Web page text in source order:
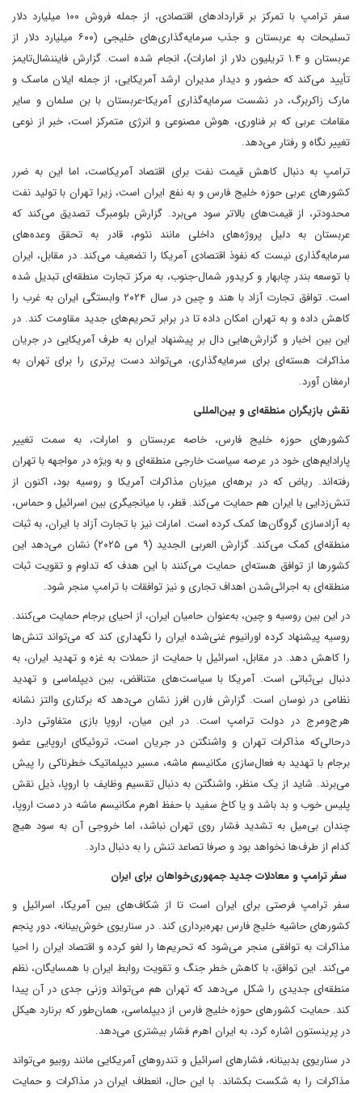
سفر ترامپ با تمرکز بر قراردادهای اقتصادی، از جمله فروش ۱۰۰ میلیارد دلار
تسلیحات به عربستان و جذب سرمایه‌گذاری‌های خلیجی (۶۰۰ میلیارد دلار از
عربستان و ۱.۴ تریلیون دلار از امارات)، انجام شده است. گزارش فایننشال‌تایمز
تأیید می‌کند که حضور و دیدار مدیران ارشد آمریکایی، از جمله ایلان ماسک و
مارک زاکربرگ، در نشست سرمایه‌گذاری آمریکا-عربستان با بن سلمان و سایر
مقامات عربی که بر فناوری، هوش مصنوعی و انرژی متمرکز است، خبر از نوعی
تغییر نگاه و رفتار می‌دهد.
ترامپ به دنبال کاهش قیمت نفت برای اقتصاد آمریکاست، اما این به ضرر
کشورهای عربی حوزه خلیج فارس و به نفع ایران است، زیرا تهران با تولید نفت
محدودتر، از قیمت‌های بالاتر سود می‌برد. گزارش بلومبرگ تصدیق می‌کند که
عربستان به دلیل پروژه‌های داخلی مانند نئوم، قادر به تحقق وعده‌های
سرمایه‌گذاری نیست که نفوذ اقتصادی آمریکا را تضعیف می‌کند. در مقابل، ایران
با توسعه بندر چابهار و کریدور شمال-جنوب، به مرکز تجارت منطقه‌ای تبدیل شده
است. توافق تجارت آزاد با هند و چین در سال ۲۰۲۴ وابستگی ایران به غرب را
کاهش داده و به تهران امکان داده تا در برابر تحریم‌های جدید مقاومت کند. در
این بین اخبار و گزارش‌هایی دال بر پیشنهاد ایران به طرف آمریکایی در جریان
مذاکرات هسته‌ای برای سرمایه‌گذاری، می‌تواند دست پرتری را برای تهران به
ارمغان آورد.
نقش بازیگران منطقه‌ای و بین‌المللی
کشورهای حوزه خلیج فارس، خاصه عربستان و امارات، به سمت تغییر
پارادایم‌های خود در عرصه سیاست خارجی منطقه‌ای و به ویژه در مواجهه با تهران
رفته‌اند. ریاض که در برهه‌ای میزبان مذاکرات آمریکا و روسیه بود، اکنون از
تنش‌زدایی با ایران هم حمایت می‌کند. قطر، با میانجیگری بین اسرائیل و حماس،
به آزادسازی گروگان‌ها کمک کرده است. امارات نیز با تجارت آزاد با ایران، به ثبات
منطقه‌ای کمک می‌کند. گزارش العربی الجدید (۹ می‌ ۲۰۲۵) نشان می‌دهد این
کشورها از توافق هسته‌ای حمایت می‌کنند با این هدف که تداوم و تقویت ثبات
منطقه‌ای به اجرائی‌شدن اهداف تجاری و نیز توافقات با ترامپ منجر شود.
در این بین روسیه و چین، به‌عنوان حامیان ایران، از احیای برجام حمایت می‌کنند.
روسیه پیشنهاد کرده اورانیوم غنی‌شده ایران را نگهداری کند که می‌تواند تنش‌ها
را کاهش دهد. در مقابل، اسرائیل با حمایت از حملات به غزه و تهدید ایران، به
دنبال بی‌ثباتی است. آمریکا با سیاست‌های متناقض، بین دیپلماسی و تهدید
نظامی در نوسان است. گزارش فارن افرز نشان می‌دهد که برکناری والتز نشانه
هرج‌ومرج در دولت ترامپ است. در این میان، اروپا بازی متفاوتی دارد.
درحالی‌که مذاکرات تهران و واشنگتن در جریان است، تروئیکای اروپایی عضو
برجام با تهدید به فعال‌سازی مکانیسم ماشه، مسیر دیپلماتیک خطرناکی را پیش
می‌برند. شاید از یک منظر، واشنگتن به دنبال تقسیم وظایف با اروپا، ذیل نقش
پلیس خوب و بد باشد و یا کاخ سفید با حفظ اهرم مکانیسم ماشه در دست اروپا،
چندان بی‌میل به تشدید فشار روی تهران نباشد، اما خروجی آن به سود هیچ
کدام از طرف‌ها نخواهد بود و صرفا تصاعد تنش را به دنبال دارد.
سفر ترامپ و معادلات جدید جمهوری‌خواهان برای ایران
سفر ترامپ فرصتی برای ایران است تا از شکاف‌های بین آمریکا، اسرائیل و
کشورهای حاشیه خلیج فارس بهره‌برداری کند. در سناریوی خوش‌بینانه، دور پنجم
مذاکرات به توافقی منجر می‌شود که تحریم‌ها را لغو کرده و اقتصاد ایران را احیا
می‌کند. این توافق، با کاهش خطر جنگ و تقویت روابط ایران با همسایگان، نظم
منطقه‌ای جدیدی را شکل می‌دهد که تهران هم می‌تواند وزنی جدی در آن پیدا
کند. حمایت کشورهای حوزه خلیج فارس از دیپلماسی، همان‌طور که برنارد هیکل
در پرینستون اشاره کرد، به ایران اهرم فشار بیشتری می‌دهد.
در سناریوی بدبینانه، فشارهای اسرائیل و تندروهای آمریکایی مانند روبیو می‌تواند
مذاکرات را به شکست بکشاند. با این حال، انعطاف ایران در مذاکرات و حمایت